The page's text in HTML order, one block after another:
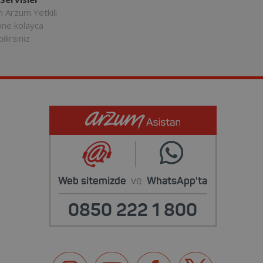
Arzum Yetkili
kolayca
Web sitemizde ve WhatsApp'ta
0850 222 1 800